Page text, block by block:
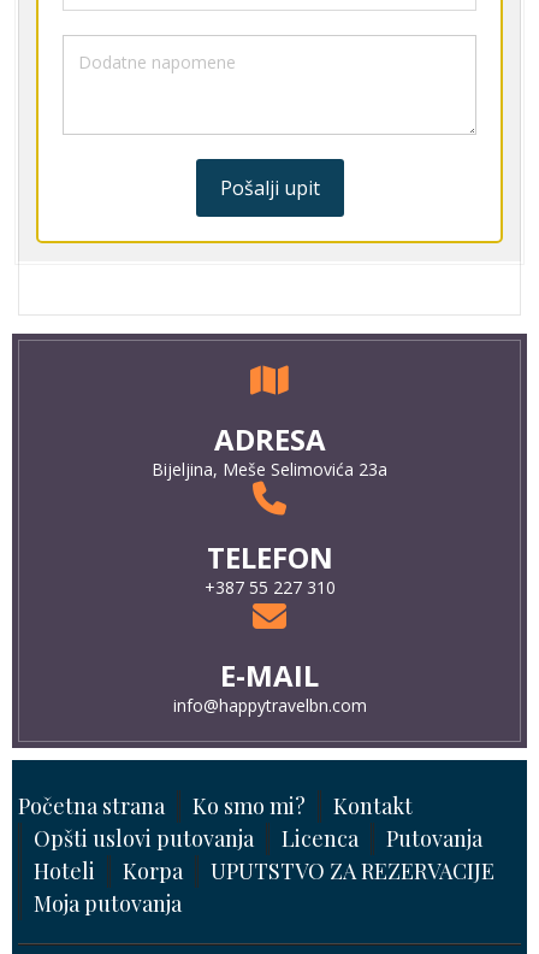
Pošalji upit
ADRESA
Bijeljina, Meše Selimovića 23a
TELEFON
+387 55 227 310
E-MAIL
info@happytravelbn.com
Početna strana Ko smo mi?
Kontakt
Opšti uslovi putovanja
Licenca
Putovanja
Hoteli
Korpa
UPUTSTVO ZA REZERVACIJE
Moja putovanja